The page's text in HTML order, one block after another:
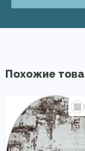
Похожие